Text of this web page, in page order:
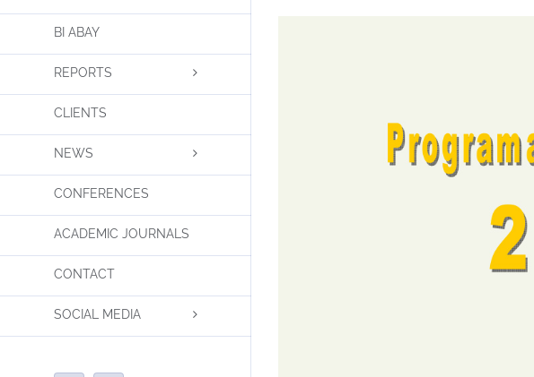
BI ABAY
REPORTS
CLIENTS
NEWS
CONFERENCES
ACADEMIC JOURNALS
CONTACT
SOCIAL MEDIA